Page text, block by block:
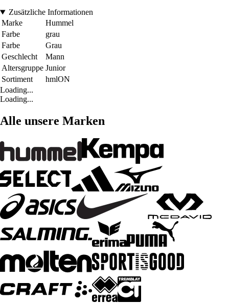
Zusätzliche Informationen
Marke
Hummel
Farbe
grau
Farbe
Grau
Geschlecht
Mann
Altersgruppe Junior
Sortiment
hmlON
Loading...
Loading...
Alle unsere Marken